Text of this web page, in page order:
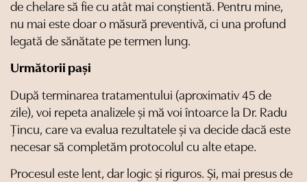
de chelare să fie cu atât mai conștientă. Pentru mine,
nu mai este doar o măsură preventivă, ci una profund
legată de sănătate pe termen lung.
Următorii pași
După terminarea tratamentului (aproximativ 45 de
zile), voi repeta analizele și mă voi întoarce la Dr. Radu
Țincu, care va evalua rezultatele și va decide dacă este
necesar să completăm protocolul cu alte etape.
Procesul este lent, dar logic și riguros. Și, mai presus de